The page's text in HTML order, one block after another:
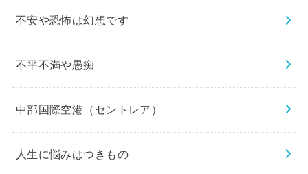
不安や恐怖は幻想です
不平不満や愚痴
中部国際空港（セントレア）
人生に悩みはつきもの